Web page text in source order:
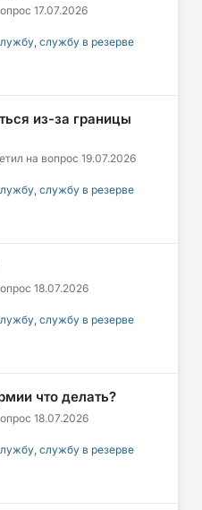
17.07.2026
службу в резерве
из-за границы
на вопрос 19.07.2026
службу в резерве
18.07.2026
службу в резерве
что делать?
18.07.2026
службу в резерве